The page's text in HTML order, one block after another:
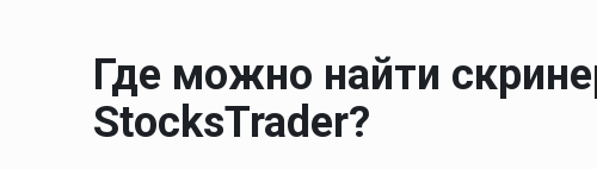
Где можно найти
StocksTrader?